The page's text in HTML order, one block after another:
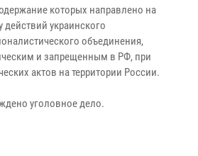
которых направлено на
украинского
объединения,
и запрещенным в РФ, при
актов на территории России.
уголовное дело.